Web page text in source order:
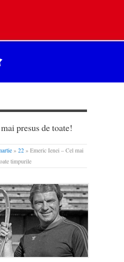
presus de toate!
» 22 » Emeric Ienei – Cel mai
timpurile